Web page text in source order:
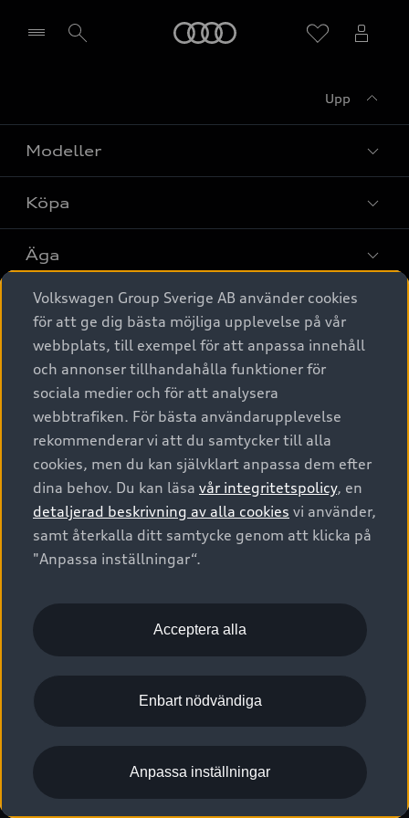
Upp
Modeller
Alla modeller
Elbilar
A6 modellerna
SUV
Avant
Audi Sport
Köpa
Privaterbjudanden
Privatleasing
Nya bilar i lager
Begagnade bilar i lager
Audi approved :plus - så gott som nya
Finansiering
Audi exclusive
Provkörning
Äga
Service & tillbehör
Audi digital services
Originaltillbehör - köp online
Garantier
Försäkring
Digitala manualer för din Audi
Audi Collection – livsstilsartiklar
Vanliga frågor
2G/3G nätet stängs ned - Hur påverkas min bil av detta?
Tjänstebil
Tjänstebil
Business lease online
Företagsleasing
Om Audi Sverige
Kontakta oss
Audi Återförsäljare/-serviceverkstad
myAudi
Pressmeddelanden
Nyhetsbrev
Vårt hållbarhetsarbete
Lediga tjänster huvudkontor
Lediga tjänster hos Audi Återförsäljare
Kommentar till mediauppgifter om dataläcka
© 2026 AUDI SVERIGE. All Rights Reserved.
Utgivare Juridiskt
Juridiskt Audi AG
Juridiskt Audi Digital Giveaway
Anpassa inställningar för cookies
Visselblåsarkanaler
Volkswagen Group Sverige AB använder cookies
för att ge dig bästa möjliga upplevelse på vår
webbplats, till exempel för att anpassa innehåll
och annonser tillhandahålla funktioner för
sociala medier och för att analysera
webbtrafiken. För bästa användarupplevelse
rekommenderar vi att du samtycker till alla
cookies, men du kan självklart anpassa dem efter
dina behov. Du kan läsa vår integritetspolicy, en
detaljerad beskrivning av alla cookies vi använder,
samt återkalla ditt samtycke genom att klicka på
"Anpassa inställningar“.
Acceptera alla
Enbart nödvändiga
Anpassa inställningar